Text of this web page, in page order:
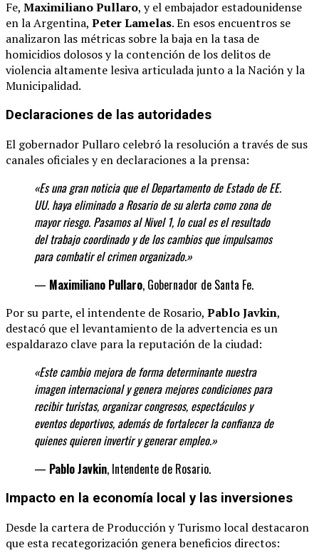
Fe, Maximiliano Pullaro, y el embajador estadounidense
en la Argentina, Peter Lamelas.En esos encuentros se
analizaron las métricas sobre la baja en la tasa de
homicidios dolosos y la contención de los delitos de
violencia altamente lesiva articulada junto a la Nación y la
Municipalidad.
Declaraciones de las autoridades
El gobernador Pullaro celebró la resolución a través de sus
canales oficiales y en declaraciones a la prensa:
«Es una gran noticia que el Departamento de Estado de EE.
UU. haya eliminado a Rosario de su alerta como zona de
mayor riesgo. Pasamos al Nivel 1, lo cual es el resultado
del trabajo coordinado y de los cambios que impulsamos
para combatir el crimen organizado.»
— Maximiliano Pullaro, Gobernador de Santa Fe.
Por su parte, el intendente de Rosario, Pablo Javkin,
destacó que el levantamiento de la advertencia es un
espaldarazo clave para la reputación de la ciudad:
«Este cambio mejora de forma determinantenuestra
imagen internacional y genera mejores condiciones para
recibir turistas, organizar congresos, espectáculos y
eventos deportivos, además de fortalecer la confianza de
quienes quieren invertir y generarempleo.»
— Pablo Javkin, Intendente de Rosario.
Impacto en la economía local y las inversiones
Desde la cartera de Producción y Turismo local destacaron
que esta recategorización genera beneficios directos: